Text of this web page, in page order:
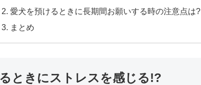
愛犬を預けるときに長期間お願いする時の注意点は?
まとめ
ときにストレスを感じる!?